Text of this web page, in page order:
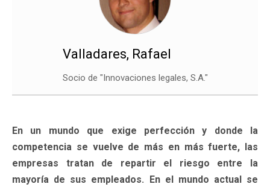
Valladares, Rafael
Socio de "Innovaciones legales, S.A."
En un mundo que exige perfección y donde la
competencia se vuelve de más en más fuerte, las
empresas tratan de repartir el riesgo entre la
mayoría de sus empleados. En el mundo actual se